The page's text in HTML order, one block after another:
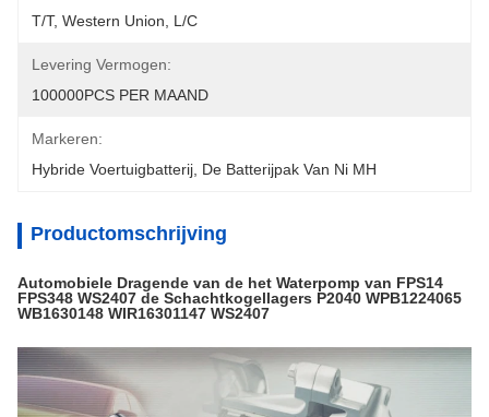
T/T, Western Union, L/C
Levering Vermogen:
100000PCS PER MAAND
Markeren:
Hybride Voertuigbatterij De Batterijpak Van Ni MH
Productomschrijving
Automobiele Dragende van de het Waterpomp van FPS14
FPS348 WS2407 de Schachtkogellagers P2040 WPB1224065
WB1630148 WIR16301147 WS2407